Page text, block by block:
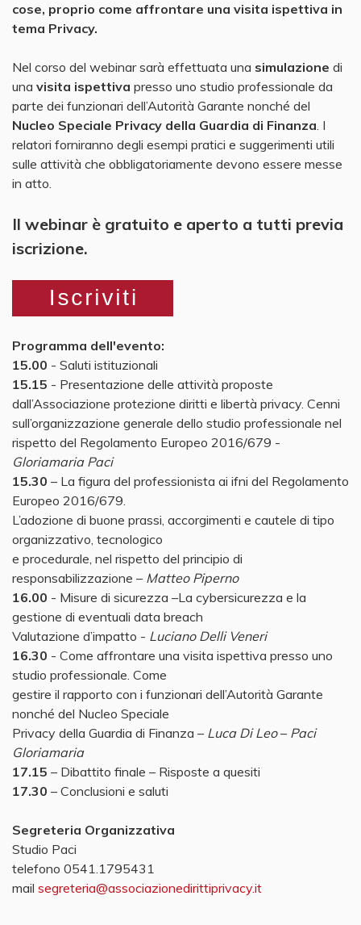
cose, proprio come affrontare una visita ispettiva in
tema Privacy.
Nel corso del webinar sarà effettuata una simulazione di
una visita ispettiva presso uno studio professionale da
parte dei funzionari dell’Autorità Garante nonché del
Nucleo Speciale Privacy della Guardia di Finanza. I
relatori forniranno degli esempi pratici e suggerimenti utili
sulle attività che obbligatoriamente devono essere messe
in atto.
Il webinar è gratuito e aperto a tutti previa
iscrizione.
Programma dell'evento:
15.00 - Saluti istituzionali
15.15 - Presentazione delle attività proposte
dall’Associazione protezione diritti e libertà privacy. Cenni
sull’organizzazione generale dello studio professionale nel
rispetto del Regolamento Europeo 2016/679 -
Gloriamaria Paci
15.30 – La figura del professionista ai ifni del Regolamento
Europeo 2016/679.
L’adozione di buone prassi, accorgimenti e cautele di tipo
organizzativo, tecnologico
e procedurale, nel rispetto del principio di
responsabilizzazione – Matteo Piperno
16.00 - Misure di sicurezza –La cybersicurezza e la
gestione di eventuali data breach
Valutazione d’impatto - Luciano Delli Veneri
16.30 - Come affrontare una visita ispettiva presso uno
studio professionale. Come
gestire il rapporto con i funzionari dell’Autorità Garante
nonché del Nucleo Speciale
Privacy della Guardia di Finanza – Luca Di Leo– Paci
Gloriamaria
17.15 – Dibattito finale – Risposte a quesiti
17.30 – Conclusioni e saluti
Segreteria Organizzativa
Studio Paci
telefono 0541.1795431
mail segreteria@associazionedirittiprivacy.it